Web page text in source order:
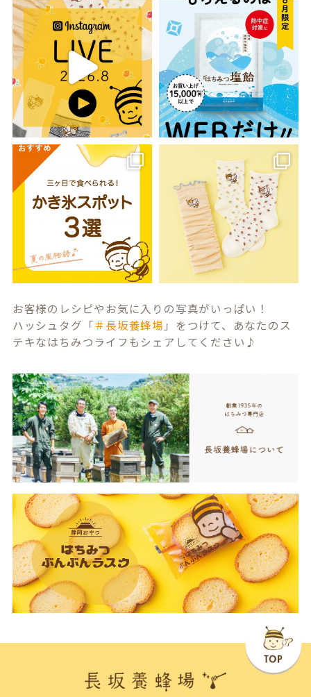
お客様のレシピやお気に入りの写真がいっぱい！
ハッシュタグ「＃長坂養蜂場 」をつけて、あなたのス
テキなはちみつライフもシェアしてください♪